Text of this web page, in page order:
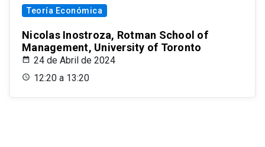
Teoría Económica
Nicolas Inostroza, Rotman School of
Management, University of Toronto
24 de Abril de 2024
12:20 a 13:20